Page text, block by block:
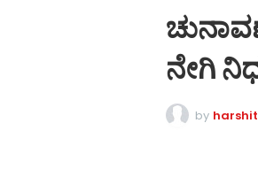
ನೇಗಿ
by